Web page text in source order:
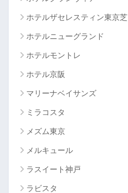
ホテルザセレスティン東京芝
ホテルニューグランド
ホテルモントレ
ホテル京阪
マリーナベイサンズ
ミラコスタ
メズム東京
メルキュール
ラスイート神戸
ラビスタ